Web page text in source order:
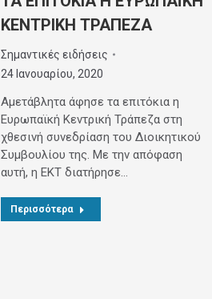
ΚΕΝΤΡΙΚΗ ΤΡΑΠΕΖΑ
Σημαντικές ειδήσεις
24 Ιανουαρίου, 2020
Αμετάβλητα άφησε τα επιτόκια η
Ευρωπαϊκή Κεντρική Τράπεζα στη
χθεσινή συνεδρίαση του Διοικητικού
Συμβουλίου της. Με την απόφαση
αυτή, η ΕΚΤ διατήρησε…
Περισσότερα